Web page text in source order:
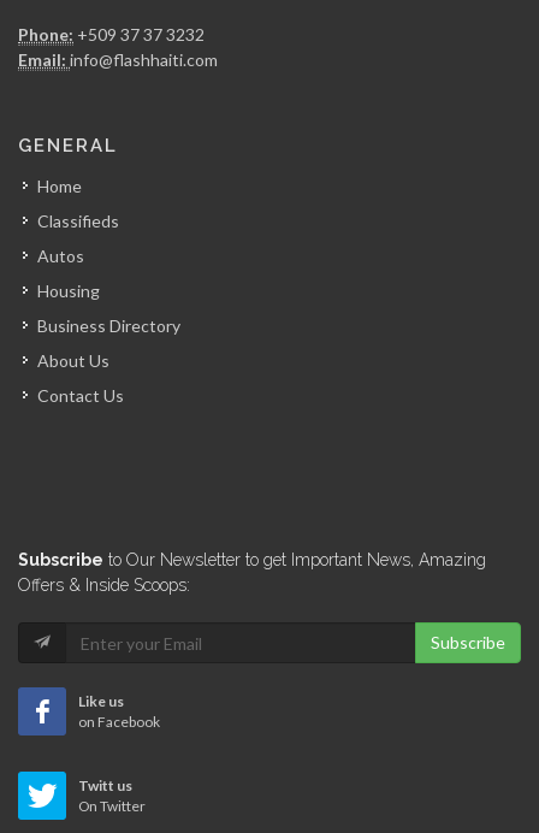
Kiskeya Consulting
RJF Services
Khawly Consulting
3649
Rene Laventure
2946
Phone: +509 37 37 3232
Email: info@flashhaiti.com
GENERAL
Home
Classifieds
Autos
Housing
Business Directory
About Us
Contact Us
Subscribe to Our Newsletter to get Important News, Amazing
Offers & Inside Scoops:
Subscribe
Like us
on Facebook
Twitt us
On Twitter